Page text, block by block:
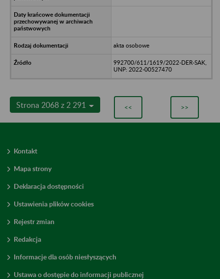
akta osobowe
992700/611/1619/2022-DER-SAK,
UNP: 2022-00527470
Strona 2068 z 2 291 << >>
Kontakt
Mapa strony
Deklaracja dostępności
Ustawienia plików cookies
Rejestr zmian
Redakcja
Informacje dla osób niesłyszących
Ustawa o dostępie do informacji publicznej